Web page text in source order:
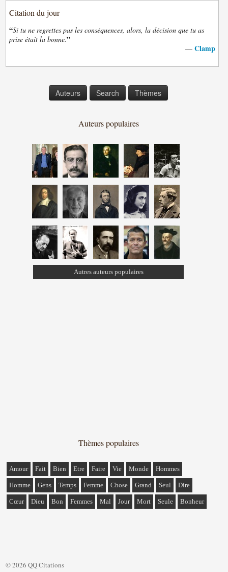
Citation du jour
“Si tu ne regrettes pas les conséquences, alors, la décision que tu as
prise était la bonne.”
— Clamp
Auteurs Search Thèmes
Auteurs populaires
Autres auteurs populaires
Thèmes populaires
Amour Fait Bien Etre Faire Vie Monde Hommes
Homme Gens Temps Femme Chose Grand Seul Dire
Cœur Dieu Bon Femmes Mal Jour Mort Seule Bonheur
© 2026 QQ Citations